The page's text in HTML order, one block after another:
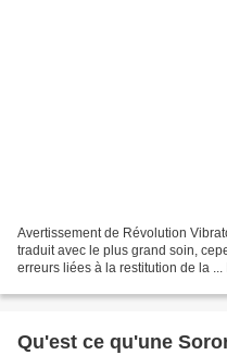
Avertissement de Révolution
traduit avec le plus grand soin,
erreurs liées à la restitution de la
Qu'est ce qu'une